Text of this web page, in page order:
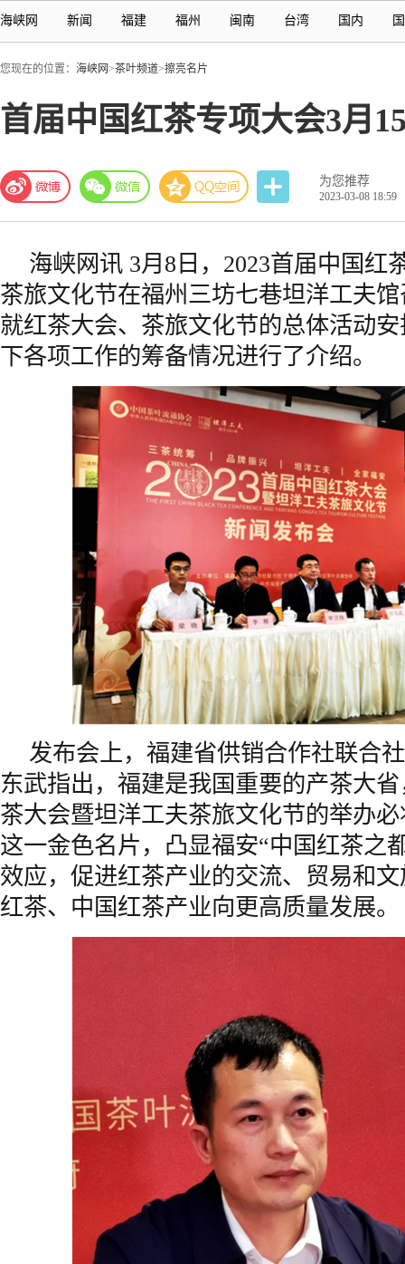
海峡网 新闻 福建 福州 闽南 台湾 国内
您现在的位置： 海峡网>茶叶频道>擦亮名片
首届中国红茶专项大会3月
为您推荐
2023-03-08 18:59
海峡网 讯 3月8日，2023首届中国红
茶旅文化节在福州 三坊七巷坦洋工夫
就红茶大会、茶旅文化节的总体活动
下各项工作的筹备情况进行了介绍。
发布会上， 福建省供销合作社联合
东武指出， 福建是我国重要的产茶大
茶大会暨坦洋工夫茶旅文化节的举办
这一金色名片，凸显福安“中国红茶之
效应，促进红茶产业的交流、贸易和
红茶、中国红茶产业向更高质量发展。